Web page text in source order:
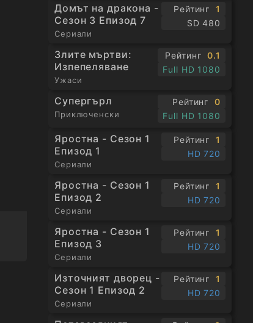
Домът на дракона -
Сезон 3 Епизод 7
Сериали
Рейтинг
1
SD 480
Злите мъртви:
Изпепеляване
Ужаси
Рейтинг
0.1
Full HD 1080
Супергърл
Приключенски
Рейтинг
0
Full HD 1080
Яростна - Сезон 1
Епизод 1
Сериали
Рейтинг
1
HD 720
Яростна - Сезон 1
Епизод 2
Сериали
Рейтинг
1
HD 720
Яростна - Сезон 1
Епизод 3
Сериали
Рейтинг
1
HD 720
Източният дворец -
Сезон 1 Епизод 2
Сериали
Рейтинг
1
HD 720